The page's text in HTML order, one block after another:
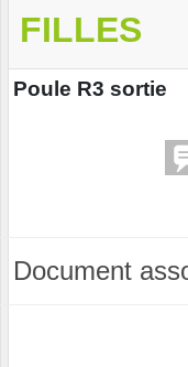
FILLES
Poule R3 sortie
Document